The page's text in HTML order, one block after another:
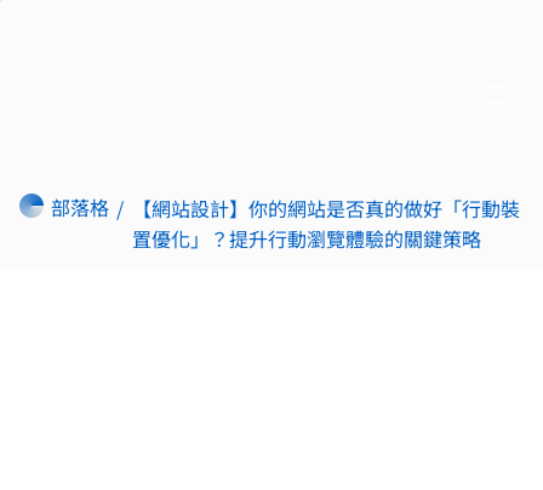
部落格 /
【網站設計】你的網站是否真的做好「行動裝
置優化」？提升行動瀏覽體驗的關鍵策略